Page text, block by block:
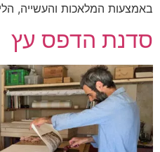
באמצעות המלאכות והעשייה,
סדנת הדפס עץ